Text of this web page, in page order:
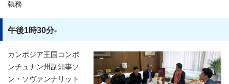
執務
午後1時30分-
カンボジア王国コンポ
ンチュナン州副知事ソ
ン・ソヴァンナリット